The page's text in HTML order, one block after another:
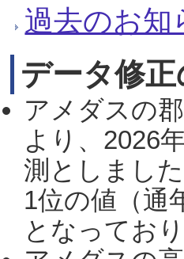
過去のお知
データ修
アメダスの
より、2026
測としまし
1位の値（通
となってお